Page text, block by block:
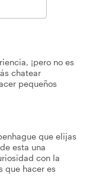
¡pero no es
chatear
pequeños
que elijas
esta una
con la
que hacer es